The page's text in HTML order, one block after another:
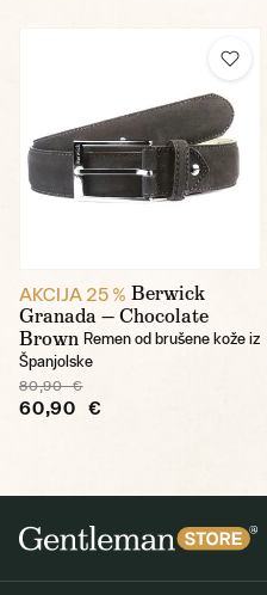
AKCIJA 25 % Berwick
Granada — Chocolate
Brown Remen od brušene kože iz
Španjolske
80,90 €
60,90 €